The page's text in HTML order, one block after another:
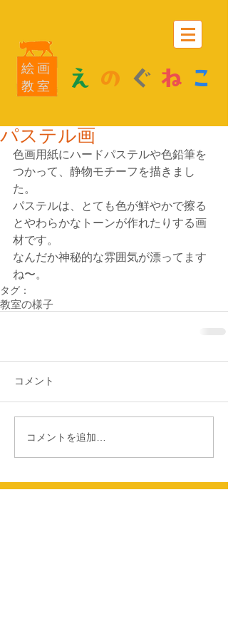
絵画
教室
え の ぐ ね こ
パステル画
色画用紙にハードパステルや色鉛筆を
つかって、静物モチーフを描きまし
た。
パステルは、とても色が鮮やかで擦る
とやわらかなトーンが作れたりする画
材です。
なんだか神秘的な雰囲気が漂ってます
ね〜。
タグ：
教室の様子
コメント
コメントを追加…